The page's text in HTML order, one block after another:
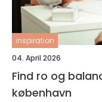
inspiration
04. April 2026
Find ro og
københavn